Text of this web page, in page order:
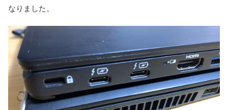
なりました。